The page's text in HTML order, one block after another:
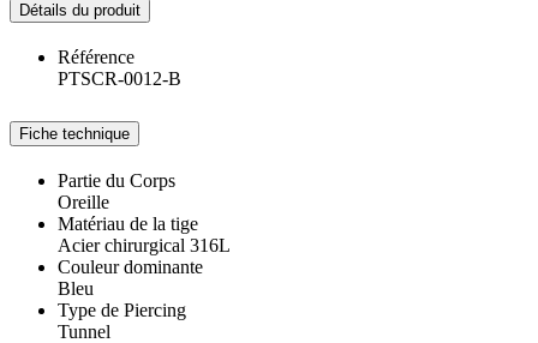
Détails du produit
Référence
PTSCR-0012-B
Fiche technique
Partie du Corps
Oreille
Matériau de la tige
Acier chirurgical 316L
Couleur dominante
Bleu
Type de Piercing
Tunnel